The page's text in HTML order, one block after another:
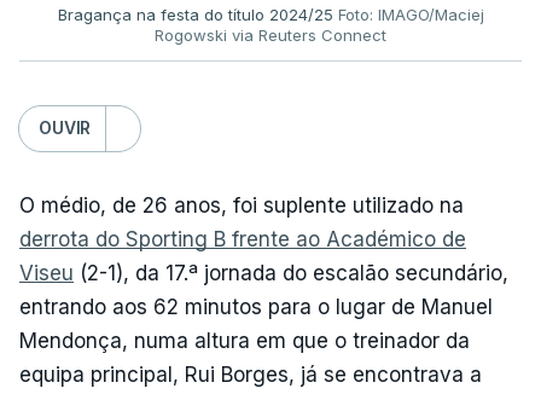
Bragança na festa do título 2024/25 Foto: IMAGO/Maciej
Rogowski via Reuters Connect
OUVIR
O médio, de 26 anos, foi suplente utilizado na
derrota do Sporting B frente ao Académico de
Viseu (2-1), da 17.ª jornada do escalão secundário,
entrando aos 62 minutos para o lugar de Manuel
Mendonça, numa altura em que o treinador da
equipa principal, Rui Borges, já se encontrava a